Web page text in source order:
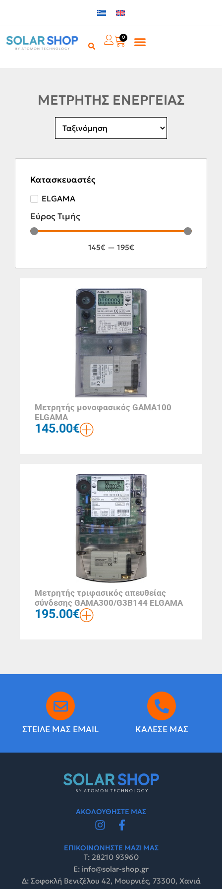
0
ΜΕΤΡΗΤΗΣ ΕΝΕΡΓΕΙΑΣ
Κατασκευαστές
ELGAMA
Εύρος Τιμής
145€ — 195€
Μετρητής μονοφασικός GAMA100
ELGAMA
145.00€
Μετρητής τριφασικός απευθείας
σύνδεσης GAMA300/G3B144 ELGAMA
195.00€
ΣΤΕΙΛΕ ΜΑΣ EMAIL ΚΑΛΕΣΕ ΜΑΣ
ΑΚΟΛΟΥΘΗΣΤΕ ΜΑΣ
ΕΠΙΚΟΙΝΩΝΗΣΤΕ ΜΑΖΙ ΜΑΣ
Τ: 28210 93960
E: info@solar-shop.gr
Δ: Σοφοκλή Βενιζέλου 42, Μουρνιές, 73300, Χανιά